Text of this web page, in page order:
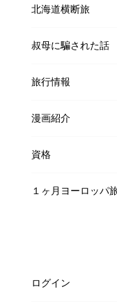
北海道横断旅
叔母に騙された話
旅行情報
漫画紹介
資格
１ヶ月ヨーロッパ
ログイン